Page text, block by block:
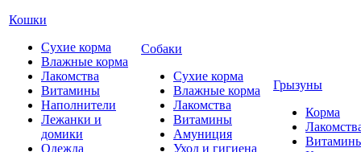
Кошки
Сухие корма
Влажные корма
Лакомства
Витамины
Наполнители
Лежанки и
домики
Одежда
Собаки
Сухие корма
Влажные корма
Лакомства
Витамины
Амуниция
Уход и гигиена
Грызуны
Корма